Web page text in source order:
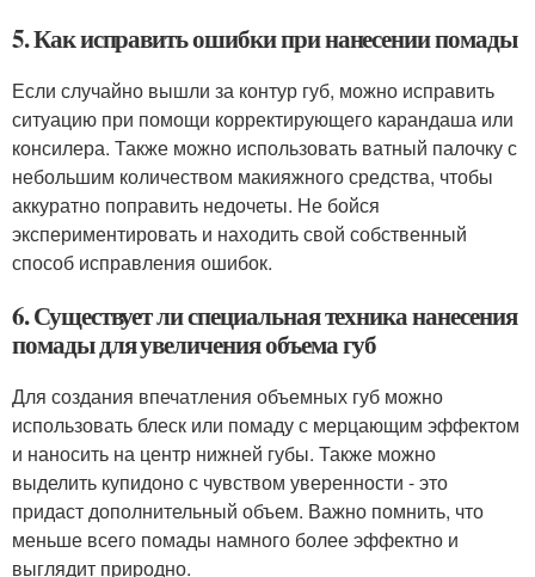
5. Как исправить ошибки при нанесении помады
Если случайно вышли за контур губ, можно исправить
ситуацию при помощи корректирующего карандаша или
консилера. Также можно использовать ватный палочку с
небольшим количеством макияжного средства, чтобы
аккуратно поправить недочеты. Не бойся
экспериментировать и находить свой собственный
способ исправления ошибок.
6. Существует ли специальная техника нанесения
помады для увеличения объема губ
Для создания впечатления объемных губ можно
использовать блеск или помаду с мерцающим эффектом
и наносить на центр нижней губы. Также можно
выделить купидоно с чувством уверенности - это
придаст дополнительный объем. Важно помнить, что
меньше всего помады намного более эффектно и
выглядит природно.